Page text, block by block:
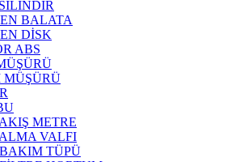
BALATA
DİSK
ABS
MÜŞÜRÜ
METRE
VALFI
TÜPÜ